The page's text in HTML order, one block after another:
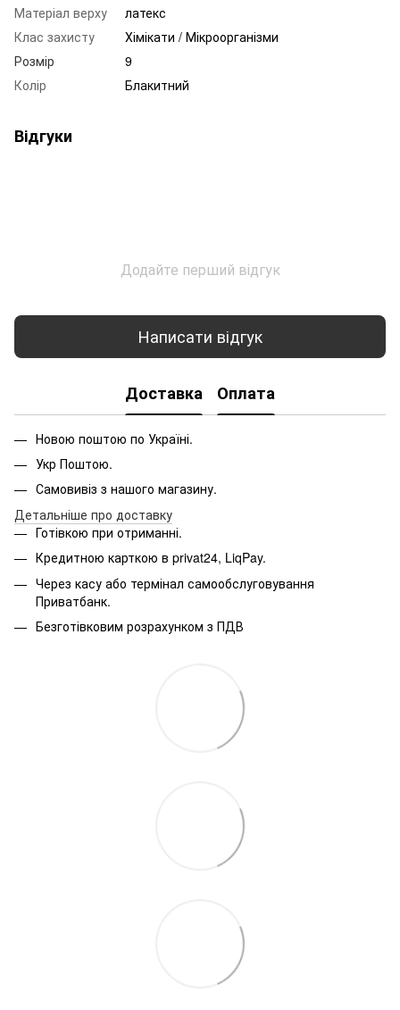
Матеріал верху
латекс
Клас захисту
Хімікати / Мікроорганізми
Розмір
9
Колір
Блакитний
Відгуки
Додайте перший відгук
Написати відгук
Доставка Оплата
Новою поштою по Україні.
Укр Поштою.
Самовивіз з нашого магазину.
Детальніше про доставку
Готівкою при отриманні.
Кредитною карткою в privat24, LiqPay.
Через касу або термінал самообслуговування
Приватбанк.
Безготівковим розрахунком з ПДВ